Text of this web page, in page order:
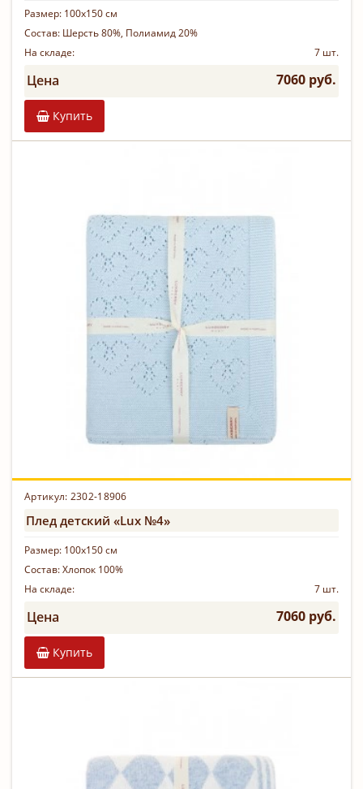
Размер: 100х150 см
Состав: Шерсть 80%, Полиамид 20%
На складе:
7 шт.
Цена 7060 руб.
Купить
Артикул: 2302-18906
Плед детский «Lux №4»
Размер: 100х150 см
Состав:Хлопок 100%
На складе:
7 шт.
Цена 7060 руб.
Купить